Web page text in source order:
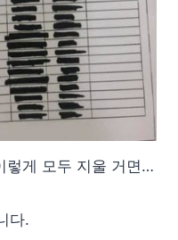
렇게 모두 지울 거면…
다.